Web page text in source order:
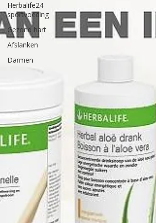
Herbalife24
sportvoeding
Gezond hart
Afslanken
Darmen